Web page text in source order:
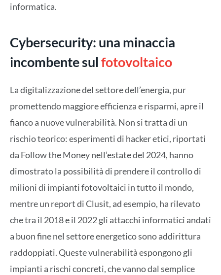
informatica.
Cybersecurity: una minaccia
incombente sulfotovoltaico
La digitalizzazione del settore dell’energia, pur
promettendo maggiore efficienza e risparmi, apre il
fianco a nuove vulnerabilità. Non si tratta di un
rischio teorico: esperimenti di hacker etici, riportati
da Follow the Money nell’estate del 2024, hanno
dimostrato la possibilità di prendere il controllo di
milioni di impianti fotovoltaici in tutto il mondo,
mentre un report di Clusit, ad esempio, ha rilevato
che tra il 2018 e il 2022 gli attacchi informatici andati
a buon fine nel settore energetico sono addirittura
raddoppiati. Queste vulnerabilità espongono gli
impianti a rischi concreti, che vanno dal semplice